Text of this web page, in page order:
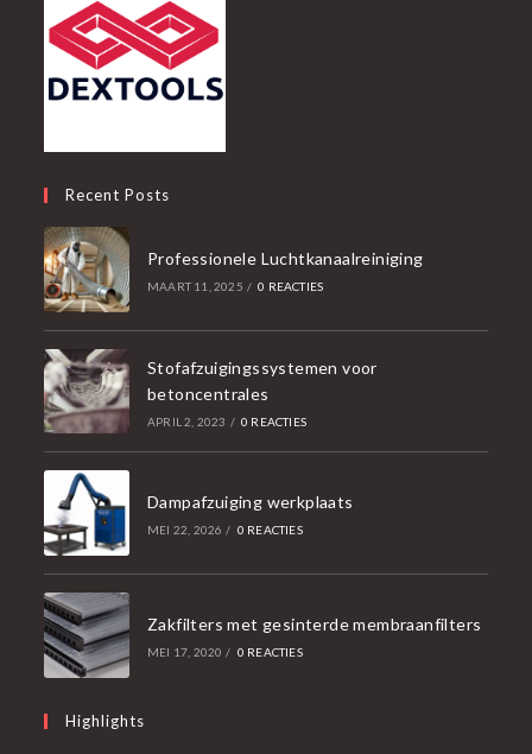
Recent Posts
Professionele Luchtkanaalreiniging
MAART 11, 2025 / 0 REACTIES
Stofafzuigingssystemen voor
betoncentrales
APRIL 2, 2023 / 0 REACTIES
Dampafzuiging werkplaats
MEI 22, 2026 / 0 REACTIES
Zakfilters met gesinterde membraanfilters
MEI 17, 2020 / 0 REACTIES
Highlights